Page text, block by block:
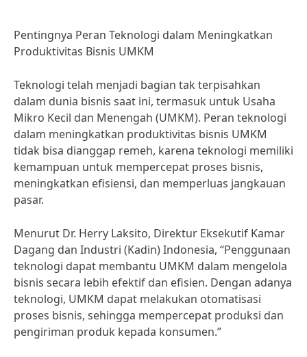
Pentingnya Peran Teknologi dalam Meningkatkan
Produktivitas Bisnis UMKM
Teknologi telah menjadi bagian tak terpisahkan
dalam dunia bisnis saat ini, termasuk untuk Usaha
Mikro Kecil dan Menengah (UMKM). Peran teknologi
dalam meningkatkan produktivitas bisnis UMKM
tidak bisa dianggap remeh, karena teknologi memiliki
kemampuan untuk mempercepat proses bisnis,
meningkatkan efisiensi, dan memperluas jangkauan
pasar.
Menurut Dr. Herry Laksito, Direktur Eksekutif Kamar
Dagang dan Industri (Kadin) Indonesia, “Penggunaan
teknologi dapat membantu UMKM dalam mengelola
bisnis secara lebih efektif dan efisien. Dengan adanya
teknologi, UMKM dapat melakukan otomatisasi
proses bisnis, sehingga mempercepat produksi dan
pengiriman produk kepada konsumen.”